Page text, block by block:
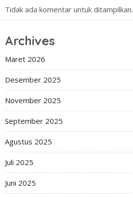
Tidak ada komentar untuk ditampilkan.
Archives
Maret 2026
Desember 2025
November 2025
September 2025
Agustus 2025
Juli 2025
Juni 2025